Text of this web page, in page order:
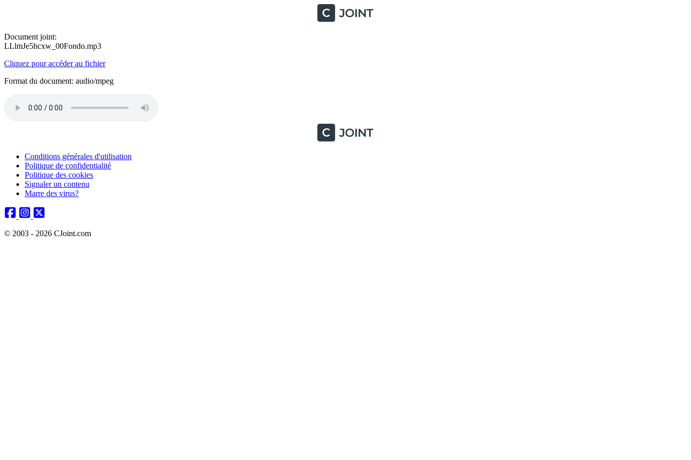
Document joint:
LLlmJe5hcxw_00Fondo.mp3
Cliquez pour accéder au fichier
Format du document: audio/mpeg
Conditions générales d'utilisation
Politique de confidentialité
Politique des cookies
Signaler un contenu
Marre des virus?
© 2003 - 2026 CJoint.com